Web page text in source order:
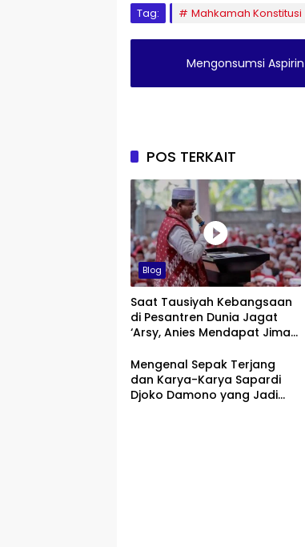
Tag: Mahkamah Konstitusi
Mengonsumsi
POS TERKAIT
Blog
Saat Tausiyah Kebangsaan
di Pesantren Dunia Jagat
‘Arsy, Anies Mendapat Jimat
Aos
Mengenal Sepak Terjang
dan Karya-Karya Sapardi
Djoko Damono yang Jadi